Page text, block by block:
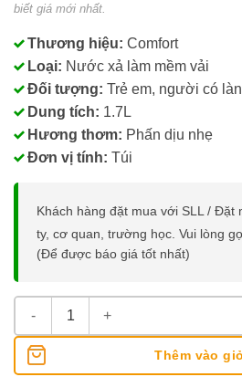
biết giá mới nhất.
Thương hiệu: Comfort
Loại: Nước xả làm mềm vải
Đối tượng: Trẻ em, người có
Dung tích: 1.7L
Hương thơm: Phấn dịu nhẹ
Đơn vị tính: Túi
Khách hàng đặt mua với SLL / Đặt
ty, cơ quan, trường học. Vui lòng
(Để được báo giá tốt nhất)
Nước Xả Mềm Vải Comfort Dịu
Thêm vào